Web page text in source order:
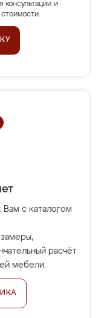
консультации и
с каталогом
расчёт
мебели.